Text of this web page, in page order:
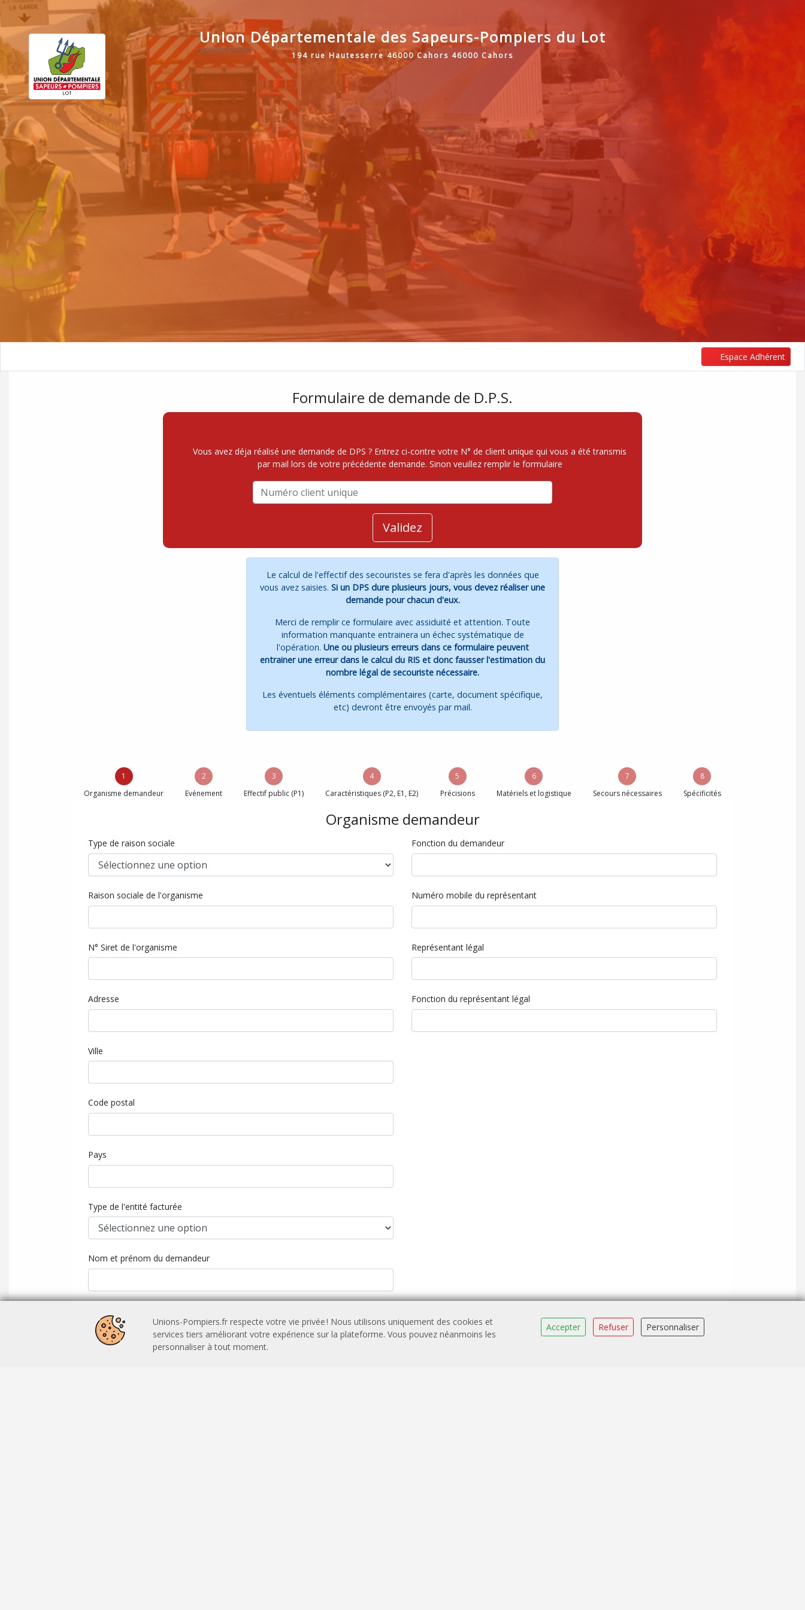
Union Départementale des Sapeurs-Pompiers du Lot
194 rue Hautesserre 46000 Cahors 46000 Cahors
Espace Adhérent
Formulaire de demande de D.P.S.
Vous avez déja réalisé une demande de DPS ? Entrez ci-contre votre N° de client unique qui vous a été transmis
par mail lors de votre précédente demande. Sinon veuillez remplir le formulaire
Validez
Le calcul de l'effectif des secouristes se fera d'après les données que
vous avez saisies. Si un DPS dure plusieurs jours, vous devez réaliser une
demande pour chacun d'eux.
Merci de remplir ce formulaire avec assiduité et attention. Toute
information manquante entrainera un échec systématique de
l'opération. Une ou plusieurs erreurs dans ce formulaire peuvent
entrainer une erreur dans le calcul du RIS et donc fausser l'estimation du
nombre légal de secouriste nécessaire.
Les éventuels éléments complémentaires (carte, document spécifique,
etc) devront être envoyés par mail.
1
Organisme demandeur
2
Evénement
3
Effectif public (P1)
4
Caractéristiques (P2, E1, E2)
5
Précisions
6
Matériels et logistique
7
Secours nécessaires
8
Spécificités
Organisme demandeur
Type de raison sociale
Raison sociale de l'organisme
N° Siret de l'organisme
Adresse
Ville
Code postal
Pays
Type de l'entité facturée
Nom et prénom du demandeur
Fonction du demandeur
Numéro mobile du représentant
Représentant légal
Fonction du représentant légal
Unions-Pompiers.fr respecte votre vie privée ! Nous utilisons uniquement des cookies et
services tiers améliorant votre expérience sur la plateforme. Vous pouvez néanmoins les
personnaliser à tout moment.
Accepter Refuser Personnaliser